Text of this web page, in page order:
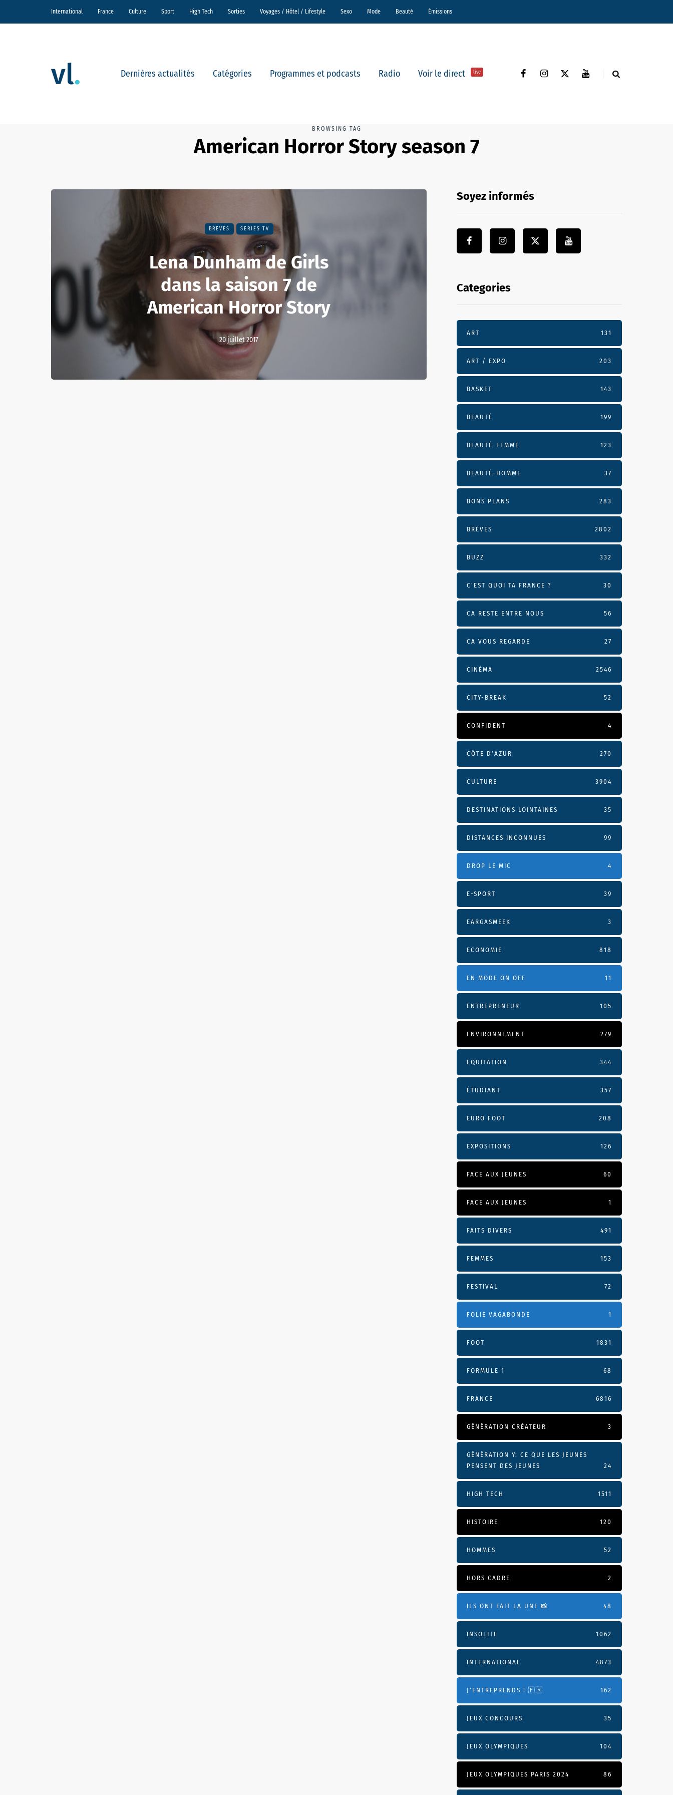
International France Culture Sport High Tech Sorties Voyages / Hôtel / Lifestyle Sexo Mode Beauté Émissions
Dernières actualités Catégories Programmes et podcasts Radio Voir le direct live
BROWSING TAG
American Horror Story season 7
BRÈVES SÉRIES TV
Lena Dunham de Girls
dans la saison 7 de
American Horror Story
20 juillet 2017
Soyez informés
Categories
ART 131
ART / EXPO 203
BASKET 143
BEAUTÉ 199
BEAUTÉ-FEMME 123
BEAUTÉ-HOMME 37
BONS PLANS 283
BRÈVES 2802
BUZZ 332
C'EST QUOI TA FRANCE ? 30
CA RESTE ENTRE NOUS 56
CA VOUS REGARDE 27
CINÉMA 2546
CITY-BREAK 52
CONFIDENT 4
CÔTE D’AZUR 270
CULTURE 3904
DESTINATIONS LOINTAINES 35
DISTANCES INCONNUES 99
DROP LE MIC 4
E-SPORT 39
EARGASMEEK 3
ECONOMIE 818
EN MODE ON OFF 11
ENTREPRENEUR 105
ENVIRONNEMENT 279
EQUITATION 344
ÉTUDIANT 357
EURO FOOT 208
EXPOSITIONS 126
FACE AUX JEUNES 60
FACE AUX JEUNES 1
FAITS DIVERS 491
FEMMES 153
FESTIVAL 72
FOLIE VAGABONDE 1
FOOT 1831
FORMULE 1 68
FRANCE 6816
GÉNÉRATION CRÉATEUR 3
GÉNÉRATION Y: CE QUE LES JEUNES
PENSENT DES JEUNES
24
HIGH TECH 1511
HISTOIRE 120
HOMMES 52
HORS CADRE 2
ILS ONT FAIT LA UNE 📸 48
INSOLITE 1062
INTERNATIONAL 4873
J'ENTREPRENDS ! 🇫🇷 162
JEUX CONCOURS 35
JEUX OLYMPIQUES 104
JEUX OLYMPIQUES PARIS 2024 86